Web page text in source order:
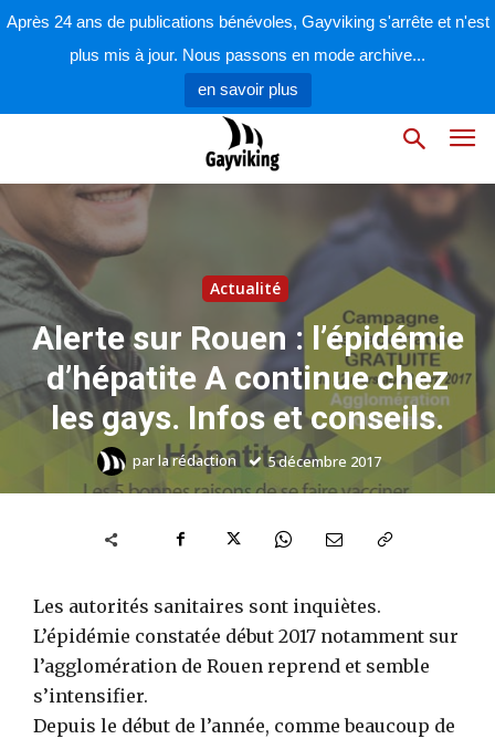
Après 24 ans de publications bénévoles, Gayviking s'arrête et n'est
plus mis à jour. Nous passons en mode archive...
en savoir plus
Actualité
Alerte sur Rouen : l’épidémie
d’hépatite A continue chez
les gays. Infos et conseils.
parla rédaction 5 décembre 2017
Les autorités sanitaires sont inquiètes.
L’épidémie constatée début 2017 notamment sur
l’agglomération de Rouen reprend et semble
s’intensifier.
Depuis le début de l’année, comme beaucoup de